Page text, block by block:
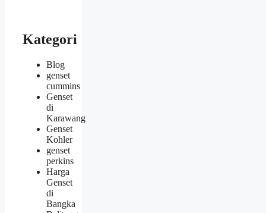
Kategori
Blog
genset
cummins
Genset
di
Karawang
Genset
Kohler
genset
perkins
Harga
Genset
di
Bangka